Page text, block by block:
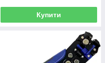
Купити